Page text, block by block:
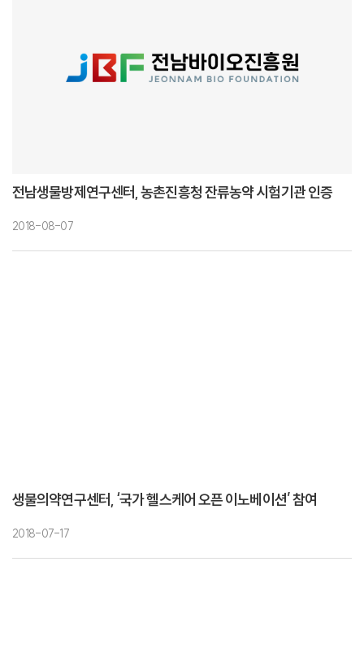
전남생물방제연구센터, 농촌진흥청 잔류농약 시험기관 인증
2018-08-07
생물의약연구센터, ‘국가 헬스케어 오픈 이노베이션’ 참여
2018-07-17